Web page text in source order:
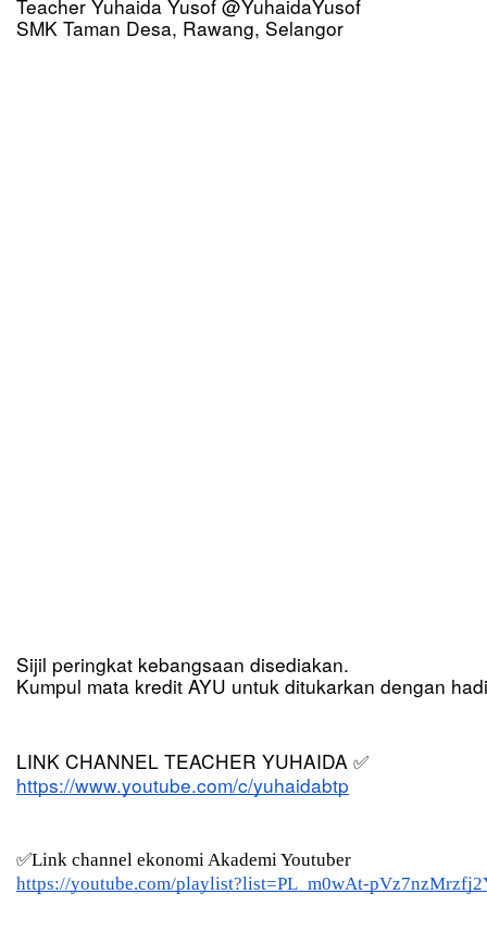
Teacher Yuhaida Yusof @YuhaidaYusof
SMK Taman Desa, Rawang, Selangor
Sijil peringkat kebangsaan disediakan.
Kumpul mata kredit AYU untuk ditukarkan dengan
LINK CHANNEL TEACHER YUHAIDA ✅
https://www.youtube.com/c/yuhaidabtp
✅Link channel ekonomi Akademi Youtuber
https://youtube.com/playlist?list=PL_m0wAt-